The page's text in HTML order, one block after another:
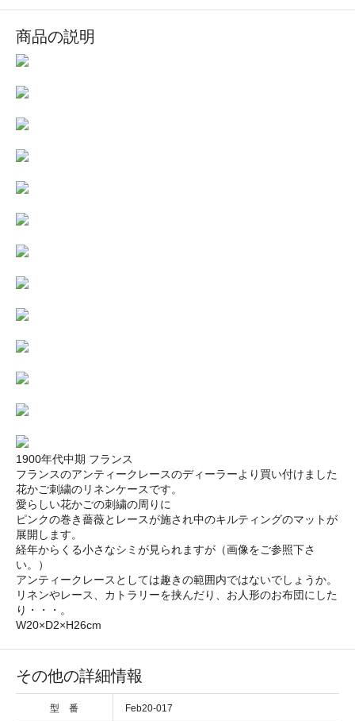
商品の説明
1900年代中期 フランス
フランスのアンティークレースのディーラーより買い付けました
花かご刺繍のリネンケースです。
愛らしい花かごの刺繍の周りに
ピンクの巻き薔薇とレースが施され中のキルティングのマットが
展開します。
経年からくる小さなシミが見られますが（画像をご参照下さ
い。）
アンティークレースとしては趣きの範囲内ではないでしょうか。
リネンやレース、カトラリーを挟んだり、お人形のお布団にした
り・・・。
W20×D2×H26cm
その他の詳細情報
型 番 Feb20-017